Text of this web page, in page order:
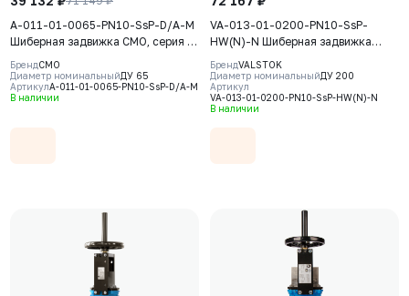
A-011-01-0065-PN10-SsP-D/A-M
Шиберная задвижка CMO, серия А,
DN0065, РN10, пневмопривод
двойного действия, корпус GJL-
250 (GG25), нож AISI304,
БрендCMO
Диаметр номинальныйДУ 65
АртикулA-011-01-0065-PN10-SsP-D/A-M
В наличии
VA-013-01-0200-PN10-SsP-
HW(N)-N Шиберная задвижка
Valstok, серия VA, DN0200, PN10,
штурвал, невыдвижной шток,
корпус GJS-400-15 (GGG40), нож
AISI304, седловое уплотнение
БрендVALSTOK
Диаметр номинальныйДУ 200
Артикул
VA-013-01-0200-PN10-SsP-HW(N)-N
В наличии